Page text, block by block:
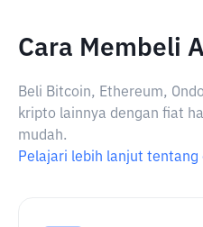
Cara Membeli
Beli Bitcoin, Ethereum,
kripto lainnya dengan fiat
mudah.
Pelajari lebih lanjut